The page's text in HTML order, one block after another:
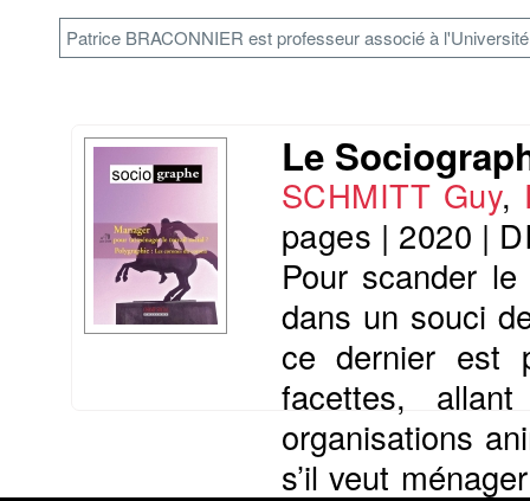
Patrice BRACONNIER est professeur associé à
Le
SCHMITT Guy,
pages | 2020 |
Pour scander
dans un souci
ce dernier est
facettes,
organisations
s’il veut